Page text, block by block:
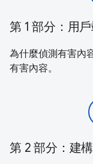
第 1 部分：用
為什麼偵測有害內
有害內容。
第 2 部分：建